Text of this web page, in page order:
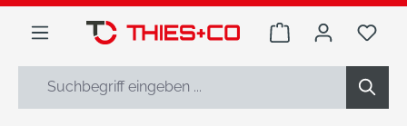
springen
Warenkorb Du